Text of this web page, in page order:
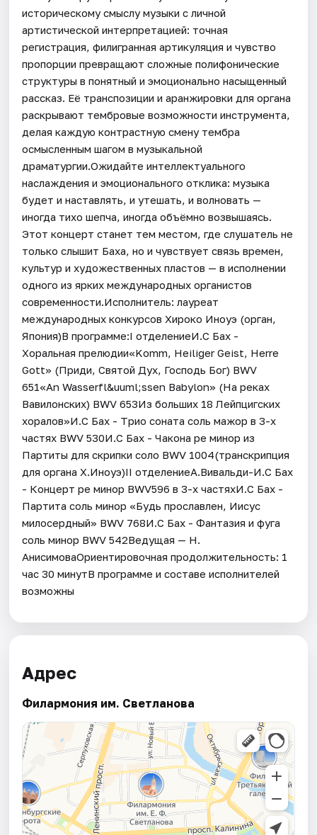
историческому смыслу музыки с личной
артистической интерпретацией: точная
регистрация, филигранная артикуляция и чувство
пропорции превращают сложные полифонические
структуры в понятный и эмоционально насыщенный
рассказ. Её транспозиции и аранжировки для органа
раскрывают тембровые возможности инструмента,
делая каждую контрастную смену тембра
осмысленным шагом в музыкальной
драматургии.Ожидайте интеллектуального
наслаждения и эмоционального отклика: музыка
будет и наставлять, и утешать, и волновать —
иногда тихо шепча, иногда объёмно возвышаясь.
Этот концерт станет тем местом, где слушатель не
только слышит Баха, но и чувствует связь времен,
культур и художественных пластов — в исполнении
одного из ярких международных органистов
современности.Исполнитель: лауреат
международных конкурсов Хироко Иноуэ (орган,
Япония)В программе:I отделениеИ.С Бах -
Хоральная прелюдии«Komm, Heiliger Geist, Herre
Gott» (Приди, Святой Дух, Господь Бог) BWV
651«An Wasserfl&uuml;ssen Babylon» (На реках
Вавилонских) BWV 653Из больших 18 Лейпцигских
хоралов»И.С Бах - Tрио соната соль мажор в 3-х
частях BWV 530И.С Бах - Чакона ре минор из
Партиты для скрипки соло BWV 1004(транскрипция
для органа Х.Иноуэ)II отделениеА.Вивальди-И.С Бах
- Концерт ре минор BWV596 в 3-х частяхИ.С Бах -
Партита соль минор «Будь прославлен, Иисус
милосердный» BWV 768И.С Бах - Фантазия и фуга
соль минор BWV 542Ведущая — Н.
АнисимоваОриентировочная продолжительность: 1
час 30 минутВ программе и составе исполнителей
возможны
Адрес
Филармония им. Светланова